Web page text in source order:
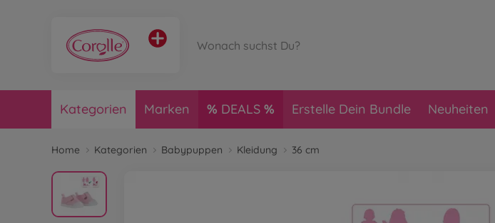
Kategorien Marken DEALS Erstelle Dein Bundle Neuheiten
Home Kategorien Babypuppen Kleidung 36 cm